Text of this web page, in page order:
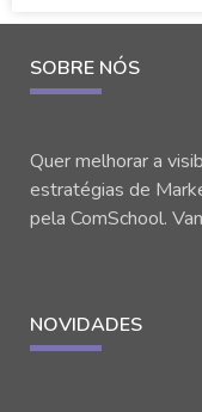
SOBRE NÓS
Quer melhorar a
estratégias de
pela ComSchool.
NOVIDADES